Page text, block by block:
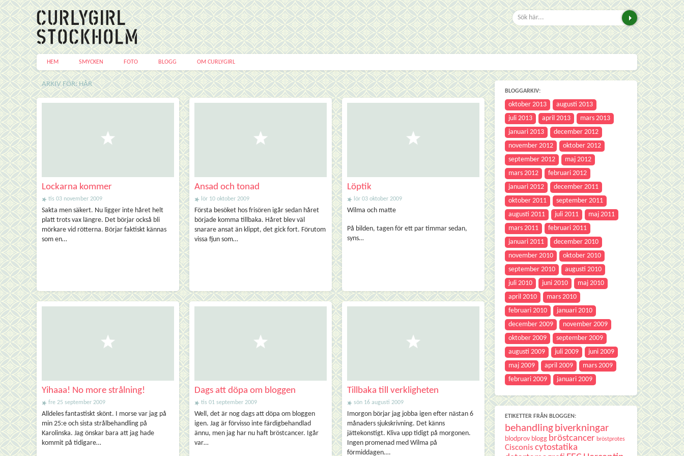
HEM SMYCKEN FOTO BLOGG OM CURLYGIRL
ARKIV FÖR: HÅR
Lockarna kommer
tis 03 november 2009
Sakta men säkert. Nu ligger inte håret helt
platt trots vax längre. Det börjar också bli
mörkare vid rötterna. Börjar faktiskt kännas
som en…
Ansad och tonad
lör 10 oktober 2009
Första besöket hos frisören igår sedan håret
började komma tillbaka. Håret blev väl
snarare ansat än klippt, det gick fort. Förutom
vissa fjun som…
Löptik
lör 03 oktober 2009
Wilma och matte
På bilden, tagen för ett par timmar sedan,
syns…
Yihaaa! No more strålning!
fre 25 september 2009
Alldeles fantastiskt skönt. I morse var jag på
min 25:e och sista strålbehandling på
Karolinska. Jag önskar bara att jag hade
kommit på tidigare…
Dags att döpa om bloggen
tis 01 september 2009
Well, det är nog dags att döpa om bloggen
igen. Jag är förvisso inte färdigbehandlad
ännu, men jag har nu haft bröstcancer. Igår
var…
Tillbaka till verkligheten
sön 16 augusti 2009
Imorgon börjar jag jobba igen efter nästan 6
månaders sjukskrivning. Det känns
jättekonstigt. Kliva upp tidigt på morgonen.
Ingen promenad med Wilma på
förmiddagen….
BLOGGARKIV:
oktober 2013
augusti 2013
juli 2013
april 2013
mars 2013
januari 2013
december 2012
november 2012
oktober 2012
september 2012
maj 2012
mars 2012
februari 2012
januari 2012
december 2011
oktober 2011
september 2011
augusti 2011
juli 2011
maj 2011
mars 2011
februari 2011
januari 2011
december 2010
november 2010
oktober 2010
september 2010
augusti 2010
juli 2010
juni 2010
maj 2010
april 2010
mars 2010
februari 2010
januari 2010
december 2009
november 2009
oktober 2009
september 2009
augusti 2009
juli 2009
juni 2009
maj 2009
april 2009
mars 2009
februari 2009
januari 2009
ETIKETTER FRÅN BLOGGEN:
behandling biverkningar
blodprov blogg bröstcancer bröstprotes
Cisconis cytostatika